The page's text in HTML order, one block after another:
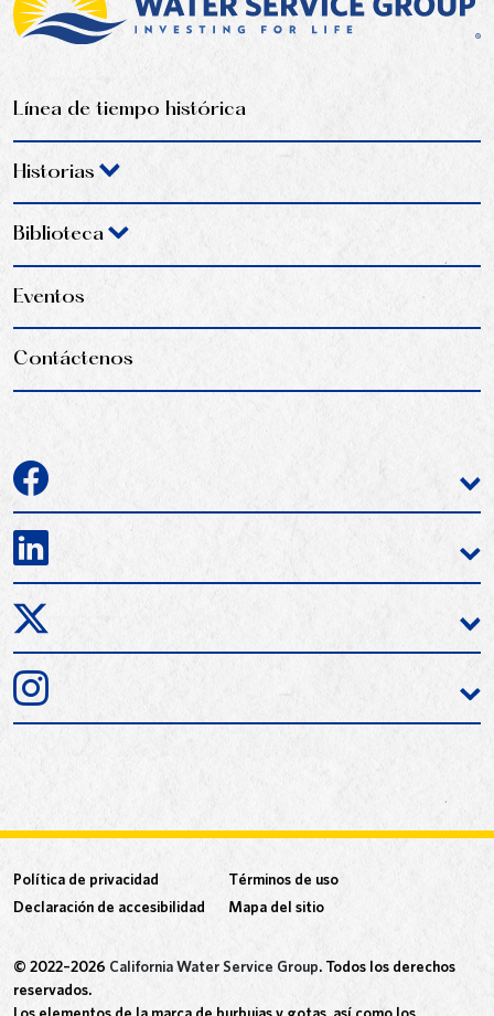
Línea de tiempo histórica
Historias
Biblioteca
Eventos
Contáctenos
Política de privacidad
Términos de uso
Declaración de accesibilidad
Mapa del sitio
© 2022–2026 California Water Service Group. Todos los derechos
reservados.
Los elementos de la marca de burbujas y gotas, así como los